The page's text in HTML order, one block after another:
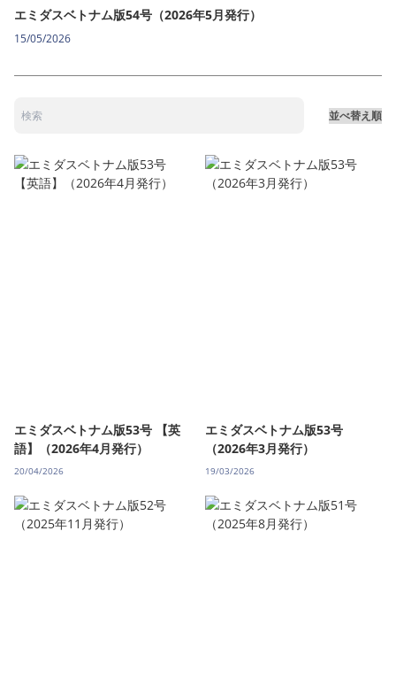
エミダスベトナム版54号（2026年5月発行）
15/05/2026
エミダスベトナム版53号 【英
語】（2026年4月発行）
20/04/2026
エミダスベトナム版53号
（2026年3月発行）
19/03/2026